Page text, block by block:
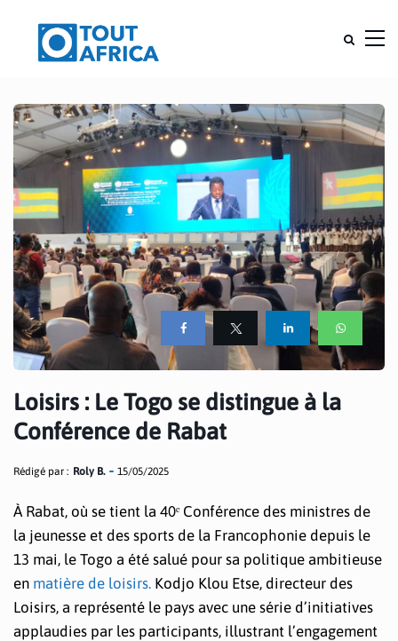
Loisirs : Le Togo se distingue à la
Conférence de Rabat
Rédigé par : Roly B. 15/05/2025
À Rabat, où se tient la 40ᵉ Conférence des ministres de
la jeunesse et des sports de la Francophonie depuis le
13 mai, le Togo a été salué pour sa politique ambitieuse
en matière de loisirs. Kodjo Klou Etse, directeur des
Loisirs, a représenté le pays avec une série d’initiatives
applaudies par les participants, illustrant l’engagement